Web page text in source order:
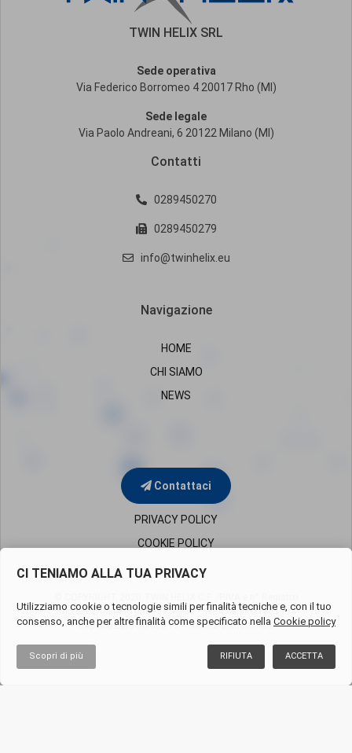
TWIN HELIX SRL
Sede operativa
Via Federico Borromeo 4 20017 Rho (MI)
Sede legale
Via Paolo Andreani, 6 20122 Milano (MI)
Contatti
0289450270
0289450279
info@twinhelix.eu
Navigazione
HOME
CHI SIAMO
NEWS
Contattaci
PRIVACY POLICY
COOKIE POLICY
Imprese di Milano05819650960 – REA Milano 1851394
Cap.Soc.Euro 50.000 i.v. - Società uninominale
CI TENIAMO ALLA TUA PRIVACY
Utilizziamo cookie o tecnologie simili per finalità tecniche e, con il tuo
consenso, anche per altre finalità come specificato nella Cookie policy
Scopri di più ACCETTA
RIFIUTA